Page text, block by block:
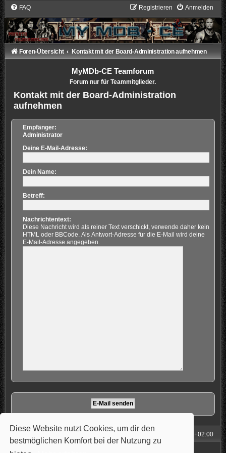
Diese Website nutzt Cookies, um dir den
bestmöglichen Komfort bei der Nutzung zu
FAQ Anmelden
Registrieren
Foren-Übersicht Kontakt mit der Board-Administration aufnehmen
MyMDb-CE Teamforum
Forum nur für Teammitglieder.
Kontakt mit der Board-Administration
aufnehmen
Empfänger:
Administrator
Deine E-Mail-Adresse:
Dein Name:
Betreff:
Nachrichtentext:
Diese Nachricht wird als reiner Text verschickt, verwende daher kein
HTML oder BBCode. Als Antwort-Adresse für die E-Mail wird deine
E-Mail-Adresse angegeben.
UTC+02:00
Powered by